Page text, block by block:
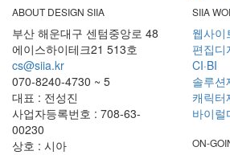
ABOUT DESIGN SIIA
부산 해운대구 센텀중앙로 48
에이스하이테크21 513호
cs@siia.kr
070-8240-4730 ~ 5
대표 : 전성진
사업자등록번호 : 708-63-
00230
상호 : 시아
SIIA
웹사이
편집디
CI·BI
솔루션
캐릭터
바이럴
ON-